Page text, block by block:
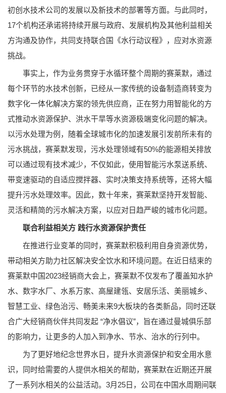
初创水技术公司的发展以及新技术的部署等方面。与此同时，
17个机构还承诺将持续开展与政府、发展机构及其他利益相关
方沟通及协作，共同支持联合国《水行动议程》，应对水资源
挑战。
事实上，作为业务贯穿于水循环整个周期的赛莱默，通过
每个环节的水技术创新，已经从一家传统的设备制造商转变为
数字化一体化解决方案的领先供应商，正在努力用智能化的方
式推动水资源保护、洪水干旱等水资源极端变化问题的解决。
以污水处理为例，随着全球城市化的加速发展引发前所未有的
污水挑战，赛莱默发现，污水处理领域有50%的能源相关排放
可以通过现有技术减少，不仅如此，使用智能污水泵送系统、
带变速驱动的自适应搅拌器、实时决策支持系统等，还将大幅
提升污水处理效率。因此，数十年来，赛莱默坚持开发智能、
灵活和精简的污水解决方案，以应对日趋严峻的城市化问题。
联合利益相关方 践行水资源保护责任
在推进行业变革的同时，赛莱默积极利用自身资源优势，
带动相关方助力社区解决安全饮水和环境问题。在近日结束的
赛莱默中国2023经销商大会上，赛莱默不仅发布了覆盖知水护
水、数字水厂、水系万家、高屋建瓴、安居乐活、美丽城乡、
智慧工业、绿色治污、畅美未来9大板块的各类新品，同时还联
合广大经销商伙伴共同发起 “净水倡议”，旨在通过曼城俱乐部
的影响力，让更多的人加入到净水、节水、治水的行列中。
为了更好地纪念世界水日，提升水资源保护和安全用水意
识，同时给需要的人提供水相关的帮助，赛莱默在近期还开展
了一系列水相关的公益活动。3月25日，公司在中国水周期间联